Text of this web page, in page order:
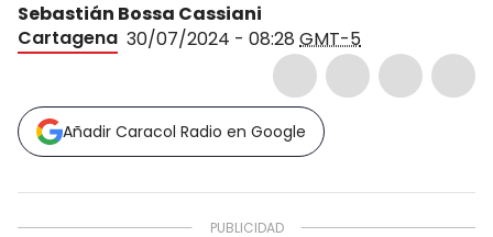
Sebastián Bossa Cassiani
Cartagena 30/07/2024 - 08:28 GMT-5
Añadir Caracol Radio en Google